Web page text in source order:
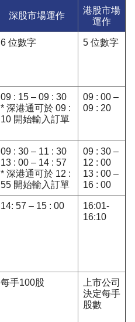
深股市場運作
港股市場
運作
6 位數字 5 位數字
09 : 15 – 09 : 30
* 深港通可於 09 :
10 開始輸入訂單
09 : 00 –
09 : 20
09 : 30 – 11 : 30
13 : 00 – 14 : 57
* 深港通可於 12 :
55 開始輸入訂單
09 : 30 –
12 : 00
13 : 00 –
16 : 00
14: 57 – 15 : 00
16:01-
16:10
每手100股
上市公司
決定每手
股數